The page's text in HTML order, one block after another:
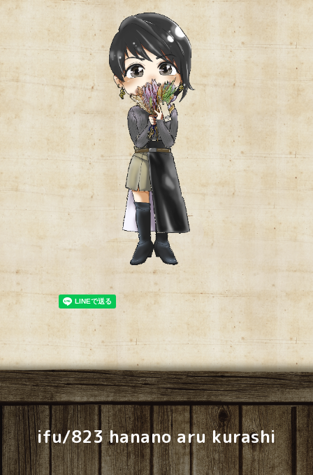
ifu/823 hanano aru kurashi